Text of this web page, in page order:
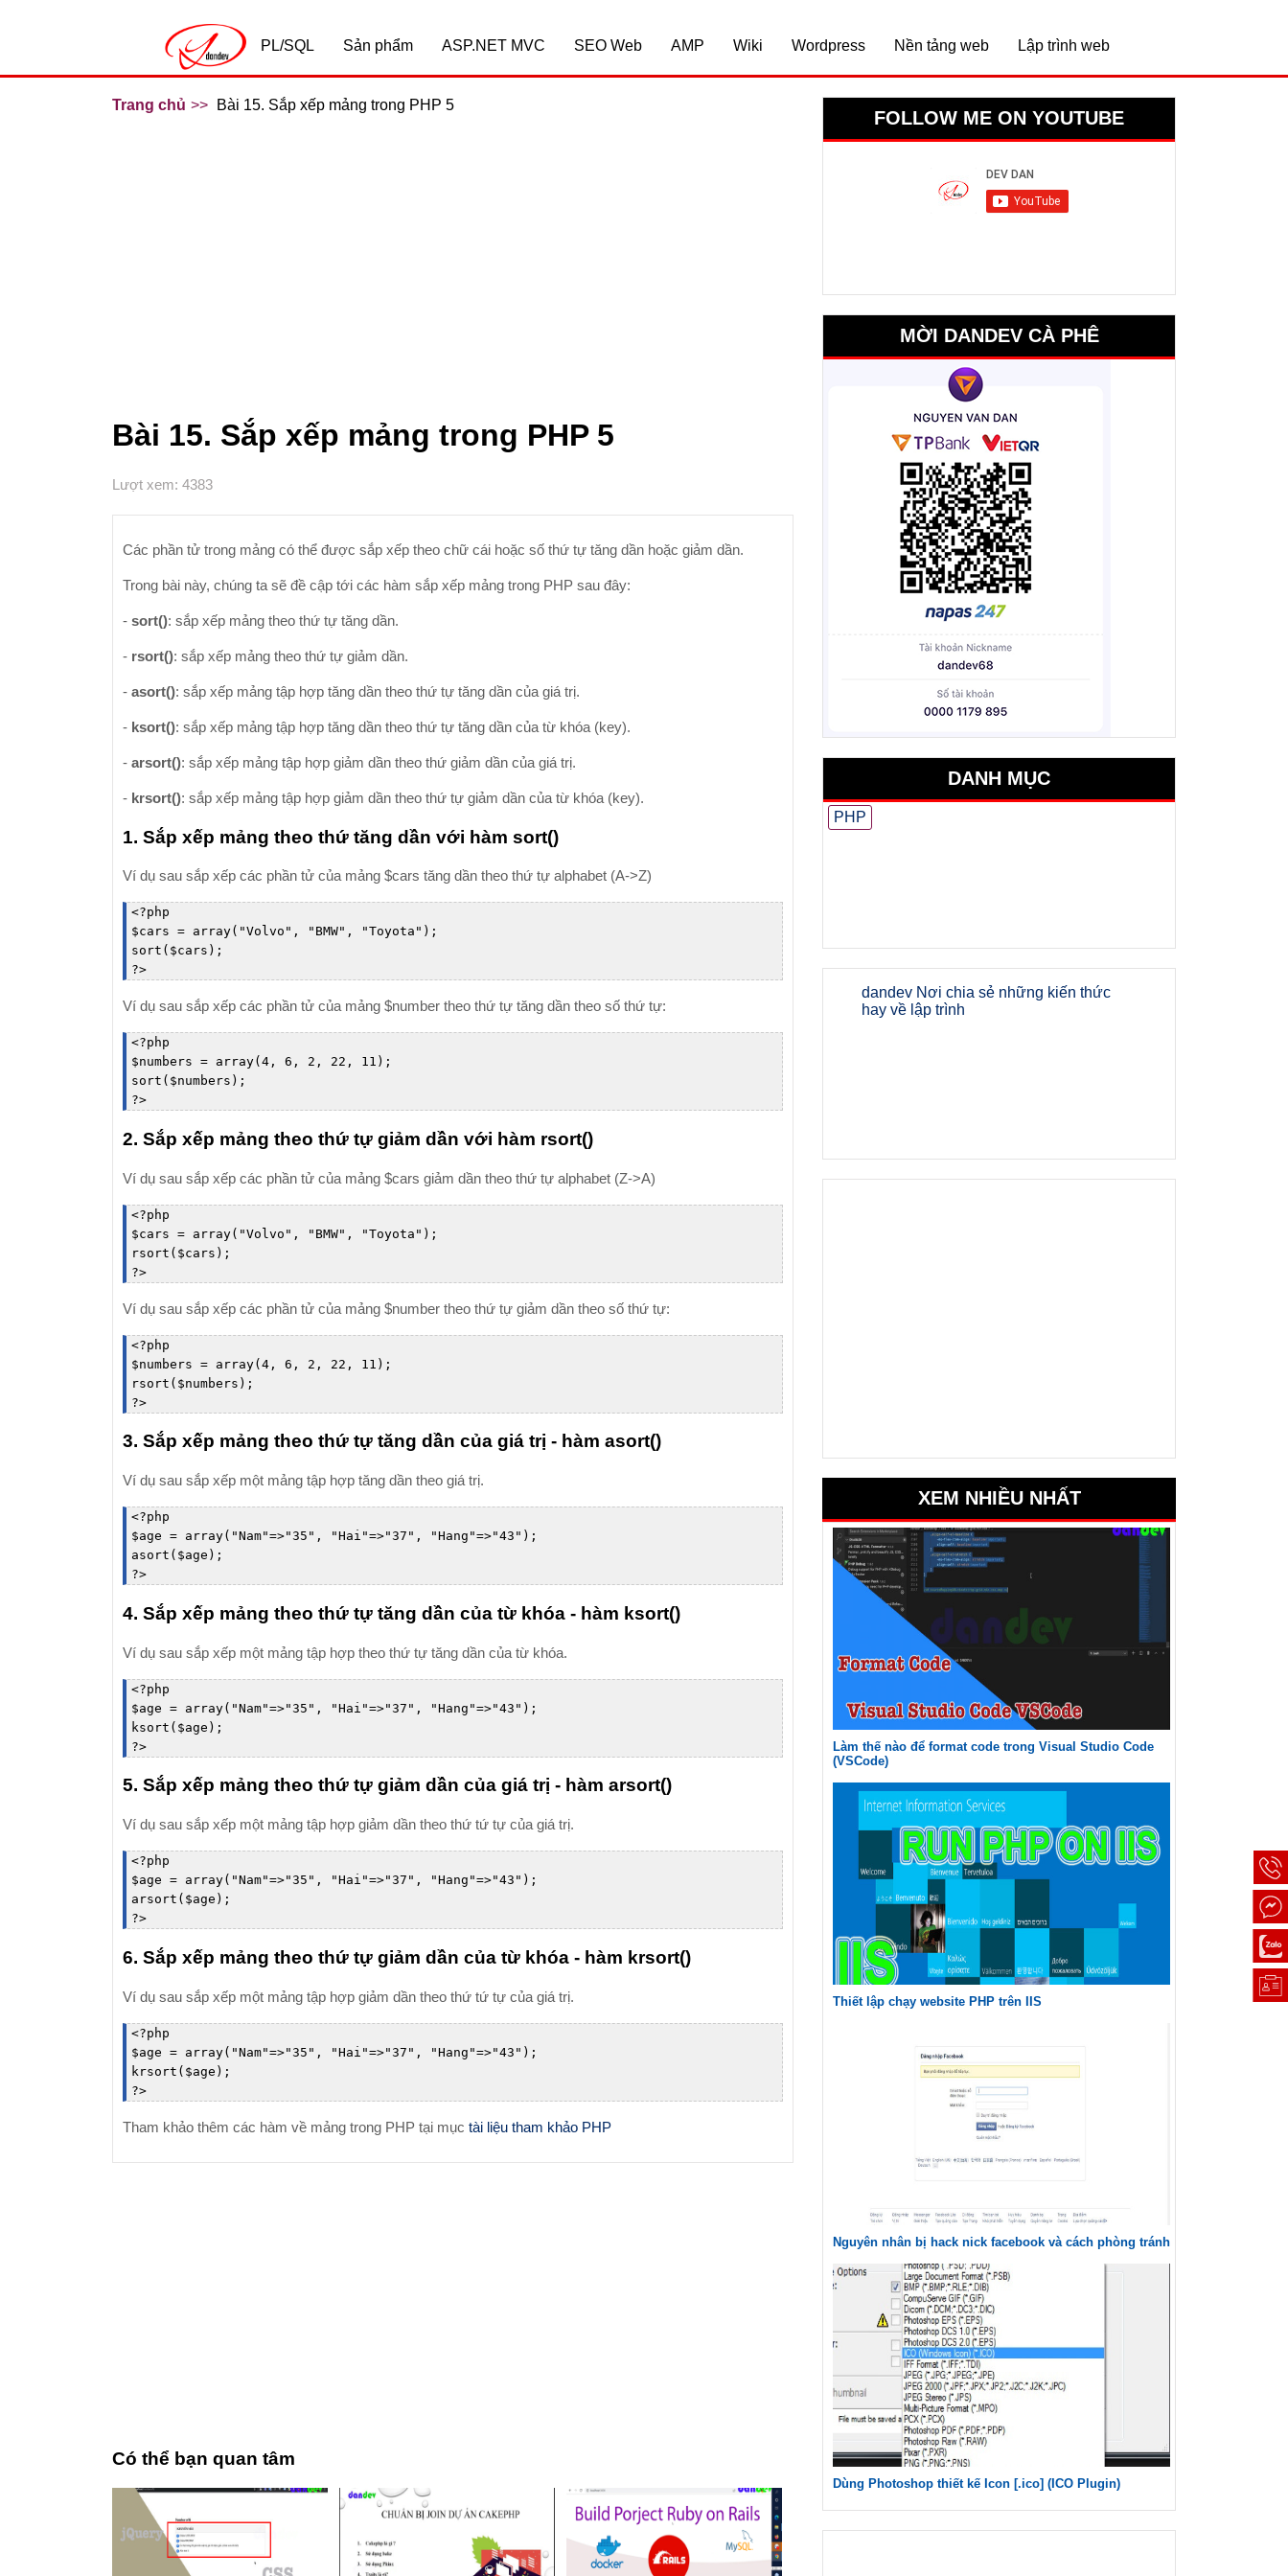
PL/SQL Sản phẩm ASP.NET MVC SEO Web AMP Wiki Wordpress Nền tảng web Lập trình web
Trang chủ Bài 15. Sắp xếp mảng trong PHP 5
Bài 15. Sắp xếp mảng trong PHP 5
Lượt xem: 4383
Các phần tử trong mảng có thể được sắp xếp theo chữ cái hoặc số thứ tự tăng dần hoặc giảm dần.
Trong bài này, chúng ta sẽ đề cập tới các hàm sắp xếp mảng trong PHP sau đây:
- sort(): sắp xếp mảng theo thứ tự tăng dần.
- rsort(): sắp xếp mảng theo thứ tự giảm dần.
- asort(): sắp xếp mảng tập hợp tăng dần theo thứ tự tăng dần của giá trị.
- ksort(): sắp xếp mảng tập hợp tăng dần theo thứ tự tăng dần của từ khóa (key).
- arsort(): sắp xếp mảng tập hợp giảm dần theo thứ giảm dần của giá trị.
- krsort(): sắp xếp mảng tập hợp giảm dần theo thứ tự giảm dần của từ khóa (key).
1. Sắp xếp mảng theo thứ tăng dần với hàm sort()
Ví dụ sau sắp xếp các phần tử của mảng $cars tăng dần theo thứ tự alphabet (A->Z)
<?php
$cars = array("Volvo", "BMW", "Toyota");
sort($cars);
?>
Ví dụ sau sắp xếp các phần tử của mảng $number theo thứ tự tăng dần theo số thứ tự:
<?php
$numbers = array(4, 6, 2, 22, 11);
sort($numbers);
?>
2. Sắp xếp mảng theo thứ tự giảm dần với hàm rsort()
Ví dụ sau sắp xếp các phần tử của mảng $cars giảm dần theo thứ tự alphabet (Z->A)
<?php
$cars = array("Volvo", "BMW", "Toyota");
rsort($cars);
?>
Ví dụ sau sắp xếp các phần tử của mảng $number theo thứ tự giảm dần theo số thứ tự:
<?php
$numbers = array(4, 6, 2, 22, 11);
rsort($numbers);
?>
3. Sắp xếp mảng theo thứ tự tăng dần của giá trị - hàm asort()
Ví dụ sau sắp xếp một mảng tập hợp tăng dần theo giá trị.
<?php
$age = array("Nam"=>"35", "Hai"=>"37", "Hang"=>"43");
asort($age);
?>
4. Sắp xếp mảng theo thứ tự tăng dần của từ khóa - hàm ksort()
Ví dụ sau sắp xếp một mảng tập hợp theo thứ tự tăng dần của từ khóa.
<?php
$age = array("Nam"=>"35", "Hai"=>"37", "Hang"=>"43");
ksort($age);
?>
5. Sắp xếp mảng theo thứ tự giảm dần của giá trị - hàm arsort()
Ví dụ sau sắp xếp một mảng tập hợp giảm dần theo thứ tứ tự của giá trị.
<?php
$age = array("Nam"=>"35", "Hai"=>"37", "Hang"=>"43");
arsort($age);
?>
6. Sắp xếp mảng theo thứ tự giảm dần của từ khóa - hàm krsort()
Ví dụ sau sắp xếp một mảng tập hợp giảm dần theo thứ tứ tự của giá trị.
<?php
$age = array("Nam"=>"35", "Hai"=>"37", "Hang"=>"43");
krsort($age);
?>
Tham khảo thêm các hàm về mảng trong PHP tại mục tài liệu tham khảo PHP
Có thể bạn quan tâm
FOLLOW ME ON YOUTUBE
MỜI DANDEV CÀ PHÊ
DANH MỤC
PHP
dandev Nơi chia sẻ những kiến thức
hay về lập trình
XEM NHIỀU NHẤT
Làm thế nào để format code trong Visual Studio Code
(VSCode)
Thiết lập chạy website PHP trên IIS
Nguyên nhân bị hack nick facebook và cách phòng tránh
Dùng Photoshop thiết kế Icon [.ico] (ICO Plugin)